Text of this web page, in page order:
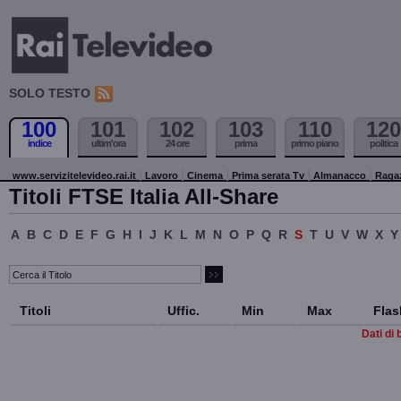
SOLO TESTO
100
indice
101
ultim'ora
102
24 ore
103
prima
110
primo piano
120
politica
www.servizitelevideo.rai.it Lavoro Cinema Prima serata Tv Almanacco
Titoli FTSE Italia All-Share
A B C D E F G H I J K L M N O P Q R S T U V W X Y
Titoli Uffic. Min Max
Dati di